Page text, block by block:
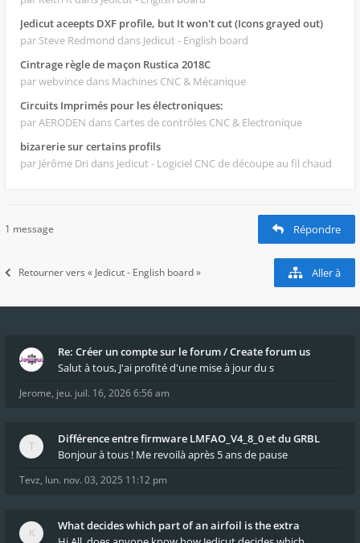
Jedicut aceepts DXF profile, but It won't cut (Icons grayed out)
par Steve Redmond dans Jedicut - English board
Cintrage règle de maçon Rustica 2018C
par webvince dans Machines CNC & Mécanique
Circuits Imprimés pour les électroniques:
par AERODEN dans Cartes de contrôles CNC & Electronique
bizarerie sur certains profils
par Jérôme Dri dans Jedicut - Logiciel CNC de découpe au fil chaud
1 message Répondre
Retourner vers « Jedicut - English board » Aller à
Re: Créer un compte sur le forum / Create forum us
Salut à tous, J'ai profité d'une mise à jour du s
Jerome, jeu. juil. 16, 2026 6:56 am
Différence entre firmware LMFAO_V4_8_0 et du GRBL
Bonjour à tous ! Me revoilà après 5 ans de pause
Tevz, lun. nov. 03, 2025 11:12 pm
What decides which part of an airfoil is the extra